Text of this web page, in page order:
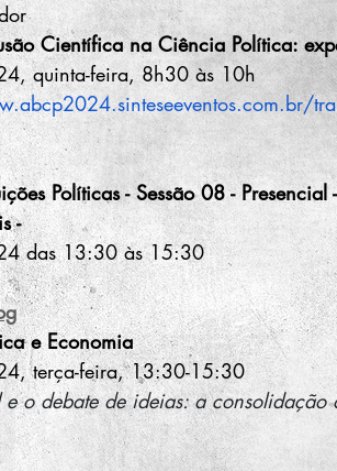
Científica na Ciência Política:
quinta-feira, 8h30 às 10h
Políticas - Sessão 08 -
-
das 13:30 às 15:30
e Economia
terça-feira, 13:30-15:30
e o debate de ideias: a